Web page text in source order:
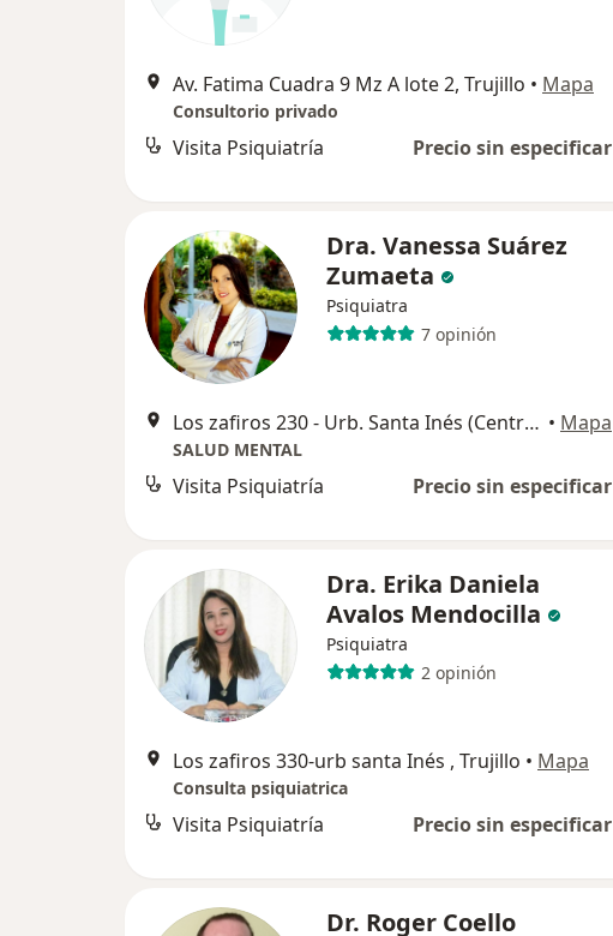
Av. Fatima Cuadra 9 Mz A lote 2, Trujillo • Mapa
Consultorio privado
Visita Psiquiatría Precio sin especificar
Dra. Vanessa Suárez
Zumaeta
Psiquiatra
7 opinión
Los zafiros 230 - Urb. Santa Inés (Centro médico del norte) 2 piso, Trujillo • Mapa
SALUD MENTAL
Visita Psiquiatría Precio sin especificar
Dra. Erika Daniela
Avalos Mendocilla
Psiquiatra
2 opinión
Los zafiros 330-urb santa Inés , Trujillo • Mapa
Consulta psiquiatrica
Visita Psiquiatría Precio sin especificar
Dr. Roger Coello